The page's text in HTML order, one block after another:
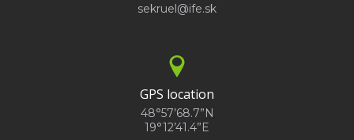
sekruel@ife.sk
GPS location
48°57’68.7”N
19°12’41.4”E